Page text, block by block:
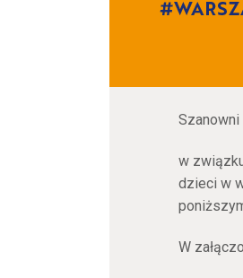
Szanowni
w
dzieci w
W